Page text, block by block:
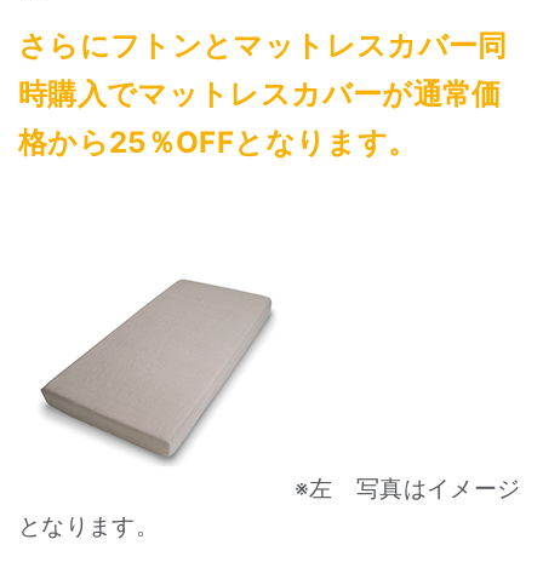
さらにフトンとマットレスカバー同
時購入でマットレスカバーが通常価
格から25％OFFとなります。
※左 写真はイメージ
となります。